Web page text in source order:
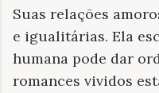
Suas relações
e igualitárias. Ela
humana pode dar
romances vividos